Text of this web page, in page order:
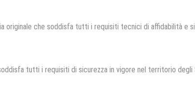
originale che soddisfa tutti i requisiti tecnici di affidabilità e
tutti i requisiti di sicurezza in vigore nel territorio degli